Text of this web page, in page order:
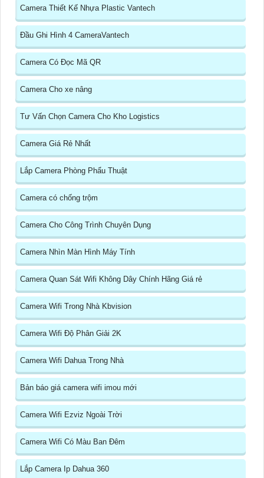
Camera Thiết Kế Nhựa Plastic Vantech
Đầu Ghi Hình 4 CameraVantech
Camera Có Đọc Mã QR
Camera Cho xe nâng
Tư Vấn Chọn Camera Cho Kho Logistics
Camera Giá Rẻ Nhất
Lắp Camera Phòng Phẩu Thuật
Camera có chống trộm
Camera Cho Công Trình Chuyên Dụng
Camera Nhìn Màn Hình Máy Tính
Camera Quan Sát Wifi Không Dây Chính Hãng Giá rẻ
Camera Wifi Trong Nhà Kbvision
Camera Wifi Độ Phân Giải 2K
Camera Wifi Dahua Trong Nhà
Bản báo giá camera wifi imou mới
Camera Wifi Ezviz Ngoài Trời
Camera Wifi Có Màu Ban Đêm
Lắp Camera Ip Dahua 360